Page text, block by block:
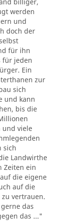
werden
und
doch der
für ihn
für jeden
Ein
zur
sich
und kann
bis die
und viele
sich
Landwirthe
Zeiten ein
die eigene
auf die
zu vertrauen.
das
das ..."